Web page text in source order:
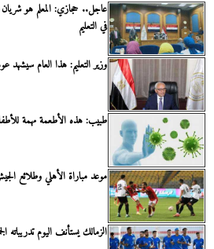
عاجل.. حجازي: المعلم هو شريان
في التعليم
وزير التعليم: هذا العام
طبيب: هذه الأطعمة مهمة
موعد مباراة الأهلي وطلائع
الزمالك يستأنف اليوم تدريباته